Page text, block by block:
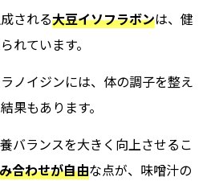
される大豆イソフラボンは、健
れています。
ノイジンには、体の調子を整え
果もあります。
バランスを大きく向上させるこ
合わせが自由な点が、味噌汁の